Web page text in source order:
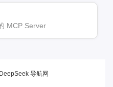
MCP Server
导航网